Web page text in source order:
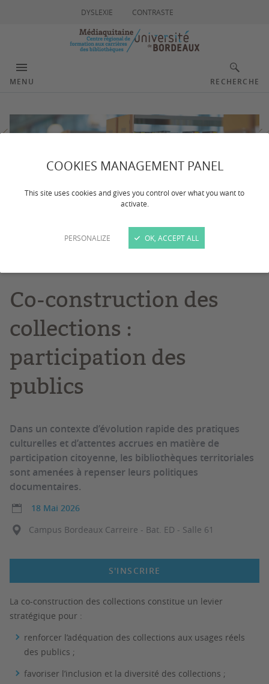
COOKIES MANAGEMENT PANEL
This site uses cookies and gives you control over what you want to
activate.
PERSONALIZE OK, ACCEPT ALL
DYSLEXIE CONTRASTE
MENU RECHERCHE
Co-construction des
collections :
participation des
publics
Dans un contexte d’évolution rapide des pratiques
culturelles et d’attentes accrues en matière de
participation citoyenne, les bibliothèques territoriales
sont amenées à repenser leurs politiques
documentaires.
18 Mai 2026
Campus Bordeaux Carreire - Bat. ED - Salle 61
S'INSCRIRE
La co-construction des collections constitue un levier
stratégique pour :
renforcer l’adéquation des collections aux usages réels
des publics ;
favoriser l’inclusion et la diversité des collections ;